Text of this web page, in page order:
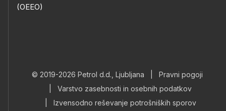
(OEEO)
© 2019-2026 Petrol d.d., Ljubljana
Pravni pogoji
Varstvo zasebnosti in osebnih podatkov
Izvensodno reševanje potrošniških sporov